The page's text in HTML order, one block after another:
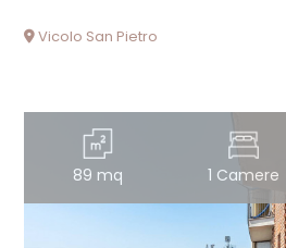
Vicolo San Pietro
89 mq 1 Camere
2